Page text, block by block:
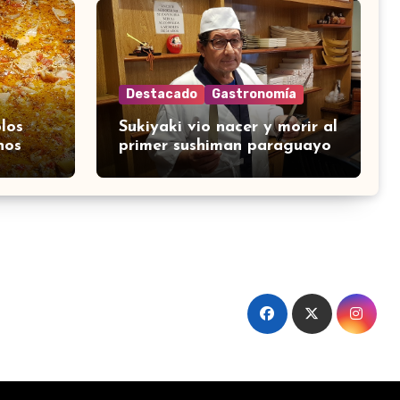
Destacado Gastronomía
Sukiyaki vio nacer y morir al
primer sushiman paraguayo